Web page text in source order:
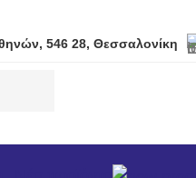
546 28, Θεσσαλονίκη